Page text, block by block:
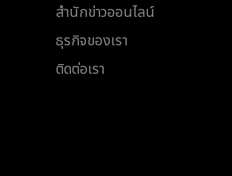
สำนักข่าวออนไลน์
ธุรกิจของเรา
ติดต่อเรา